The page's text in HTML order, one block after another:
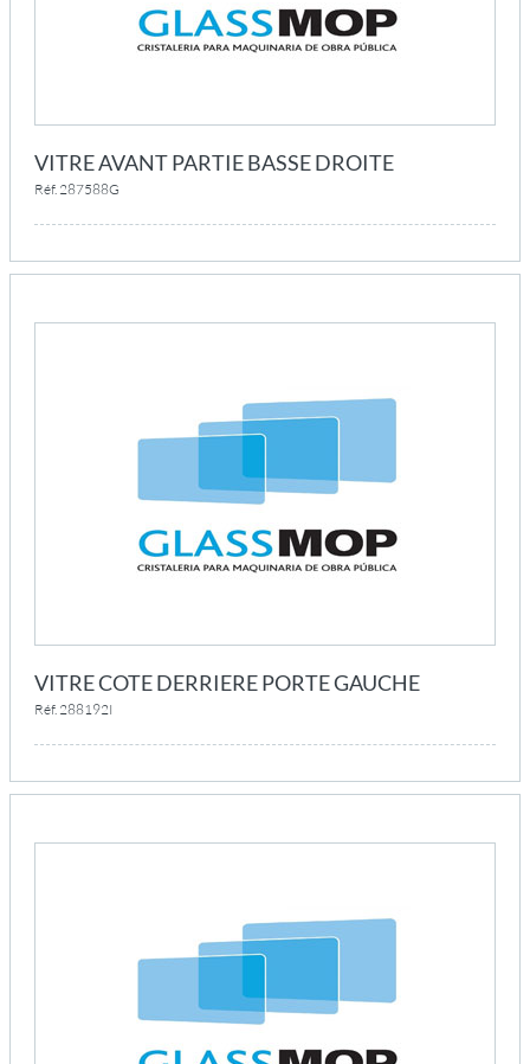
VITRE AVANT PARTIE BASSE DROITE
Réf. 287588G
VITRE COTE DERRIERE PORTE GAUCHE
Réf. 288192I